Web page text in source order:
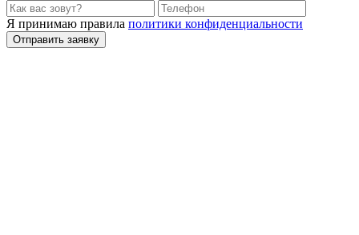
Я принимаю правила политики конфиденциальности
Отправить заявку